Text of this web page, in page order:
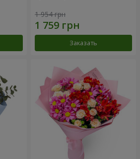
1 954 грн
Заказать